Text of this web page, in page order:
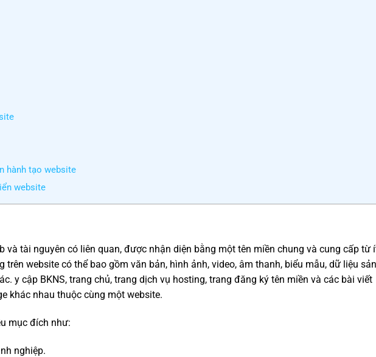
hành tạo website
website
và tài nguyên có liên quan, được nhận diện bằng một tên miền chung và cung cấp từ
trên website có thể bao gồm văn bản, hình ảnh, video, âm thanh, biểu mẫu, dữ liệu sản
y cập BKNS, trang chủ, trang dịch vụ hosting, trang đăng ký tên miền và các bài viết
khác nhau thuộc cùng một website.
mục đích như:
nghiệp.